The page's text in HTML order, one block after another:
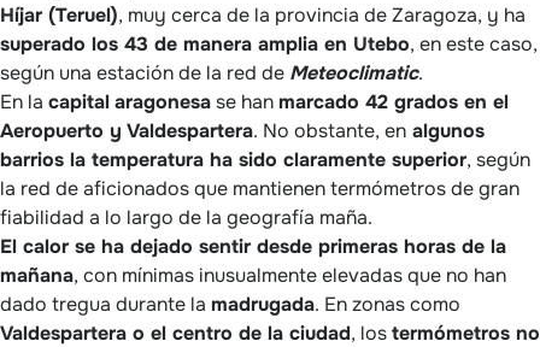
Híjar (Teruel), muy cerca de la provincia de Zaragoza, y ha
superado los 43 de manera amplia en Utebo, en este caso,
según una estación de la red de Meteoclimatic.
En la capitalaragonesa se hanmarcado 42 grados en el
Aeropuerto y Valdespartera. No obstante, en algunos
barrios la temperatura ha sido claramente superior, según
la red de aficionados que mantienen termómetros de gran
fiabilidad a lo largo de la geografía maña.
El calor se ha dejado sentir desde primeras horas de la
mañana, con mínimas inusualmente elevadas que no han
dado tregua durante la madrugada. En zonas como
Valdespartera o el centro de la ciudad, lostermómetros no